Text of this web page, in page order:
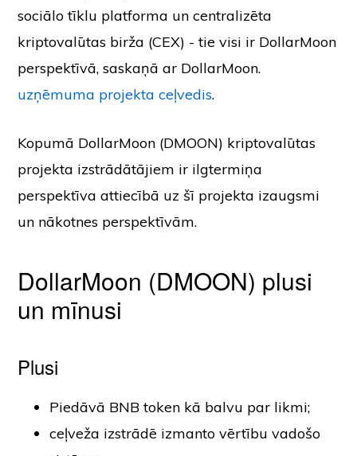
sociālo tīklu platforma un centralizēta
kriptovalūtas birža (CEX) - tie visi ir DollarMoon
perspektīvā, saskaņā ar DollarMoon.
uzņēmuma projekta ceļvedis.
Kopumā DollarMoon (DMOON) kriptovalūtas
projekta izstrādātājiem ir ilgtermiņa
perspektīva attiecībā uz šī projekta izaugsmi
un nākotnes perspektīvām.
DollarMoon (DMOON) plusi
un mīnusi
Plusi
Piedāvā BNB token kā balvu par likmi;
ceļveža izstrādē izmanto vērtību vadošo